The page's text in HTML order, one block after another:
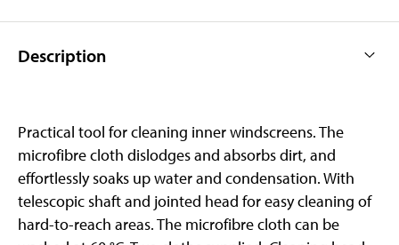
Description
Practical tool for cleaning inner windscreens. The
microfibre cloth dislodges and absorbs dirt, and
effortlessly soaks up water and condensation. With
telescopic shaft and jointed head for easy cleaning of
hard-to-reach areas. The microfibre cloth can be